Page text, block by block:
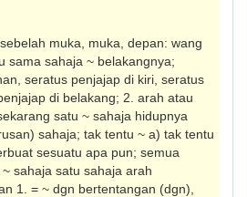
muka, muka, depan: wang
sama sahaja ~ belakangnya;
seratus penjajap di kiri, seratus
di belakang; 2. arah atau
satu ~ sahaja hidupnya
sahaja; tak tentu ~ a) tak tentu
sesuatu apa pun; semua
sahaja satu sahaja arah
1. = ~ dgn bertentangan (dgn),